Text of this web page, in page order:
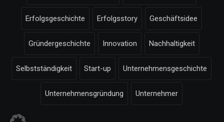
Erfolgsgeschichte Erfolgsstory Geschäftsidee
Gründergeschichte Innovation Nachhaltigkeit
Selbstständigkeit Start-up Unternehmensgeschichte
Unternehmensgründung Unternehmer